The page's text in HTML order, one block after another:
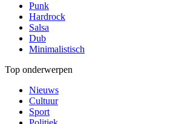
Punk
Hardrock
Salsa
Dub
Minimalistisch
Top onderwerpen
Nieuws
Cultuur
Sport